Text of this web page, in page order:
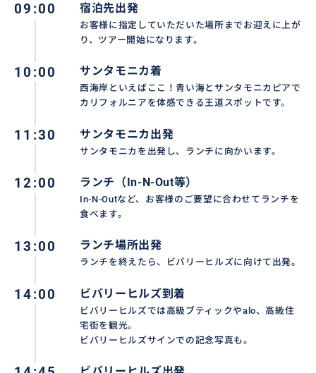
09:00 宿泊先出発
お客様に指定していただいた場所までお迎えに上が
り、ツアー開始になります。
10:00 サンタモニカ着
西海岸といえばここ！青い海とサンタモニカピアで
カリフォルニアを体感できる王道スポットです。
11:30 サンタモニカ出発
サンタモニカを出発し、ランチに向かいます。
12:00 ランチ（In-N-Out等）
In-N-Outなど、お客様のご要望に合わせてランチを
食べます。
13:00 ランチ場所出発
ランチを終えたら、ビバリーヒルズに向けて出発。
14:00 ビバリーヒルズ到着
ビバリーヒルズでは高級ブティックやalo、高級住
宅街を観光。
ビバリーヒルズサインでの記念写真も。